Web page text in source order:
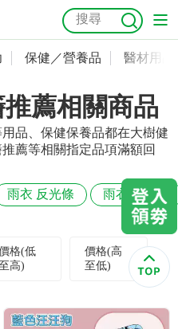
魚油 幼兒米餅 貓砂
保健／營養品 醫材用品
薦相關商品
品、保健保養品都在大樹健
薦等相關指定品項滿額回
雨衣 反光條 雨衣 高領口
格(低
至高)
價格(高
至低)